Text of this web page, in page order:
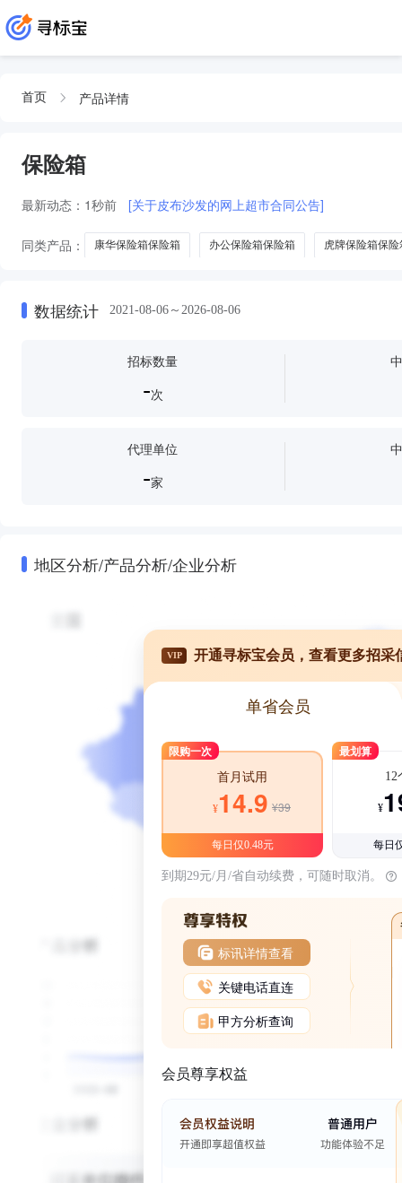
首页 产品详情
保险箱
最新动态： 1秒前 [关于皮布沙发的网上超市合同公告]
同类产品： 康华保险箱保险箱 办公保险箱保险箱 虎牌保险箱保险
数据统计 2021-08-06～2026-08-06
招标数量
-次
代理单位
-家
地区分析/产品分析/企业分析
VIP 开通寻标宝会员，查看更多招采
单省会员
限购一次
首月试用
¥14.9 ¥39
每日仅0.48元
最划算
12
¥
每日
到期29元/月/省自动续费，可随时取消。
标讯详情查看
关键电话直连
甲方分析查询
会员尊享权益